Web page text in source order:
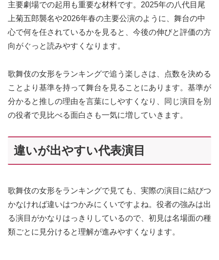
主要劇場での起用も重要な材料です。2025年の八代目尾
上菊五郎襲名や2026年春の主要公演のように、舞台の中
心で何を任されているかを見ると、今後の伸びと評価の方
向がぐっと読みやすくなります。
歌舞伎の女形をランキングで追う楽しさは、点数を決める
ことより基準を持って舞台を見ることにあります。基準が
分かると推しの理由を言葉にしやすくなり、同じ演目を別
の役者で見比べる面白さも一気に増していきます。
違いが出やすい代表演目
歌舞伎の女形をランキングで見ても、実際の演目に結びつ
かなければ違いはつかみにくいですよね。役者の強みは出
る演目がかなりはっきりしているので、初見は名場面の種
類ごとに見分けると理解が進みやすくなります。